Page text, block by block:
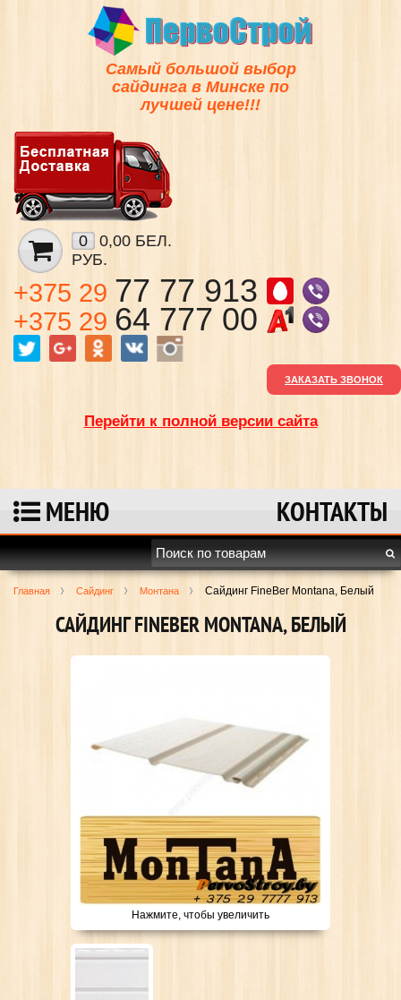
Самый большой выбор
сайдинга в Минске по
лучшей цене!!!
0
0,00 БЕЛ.
РУБ.
+375 29 77 77 913
+375 29 64 777 00
ЗАКАЗАТЬ ЗВОНОК
Перейти к полной версии сайта
МЕНЮ КОНТАКТЫ
Главная Сайдинг Монтана Сайдинг FineBer Montana, Белый
САЙДИНГ FINEBER MONTANA, БЕЛЫЙ
Нажмите, чтобы увеличить